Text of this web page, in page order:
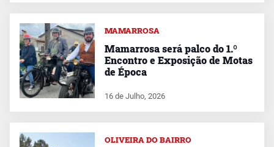
MAMARROSA
Mamarrosa será palco do 1.º
Encontro e Exposição de Motas
de Época
16 de Julho, 2026
OLIVEIRA DO BAIRRO